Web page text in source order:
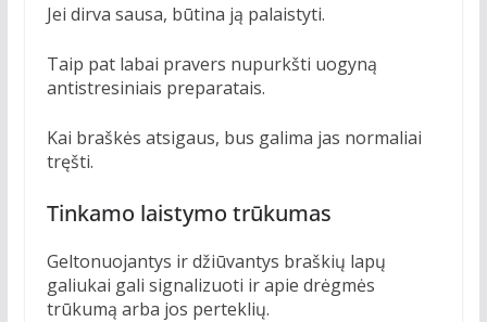
Jei dirva sausa, būtina ją palaistyti.
Taip pat labai pravers nupurkšti uogyną
antistresiniais preparatais.
Kai braškės atsigaus, bus galima jas normaliai
tręšti.
Tinkamo laistymo trūkumas
Geltonuojantys ir džiūvantys braškių lapų
galiukai gali signalizuoti ir apie drėgmės
trūkumą arba jos perteklių.